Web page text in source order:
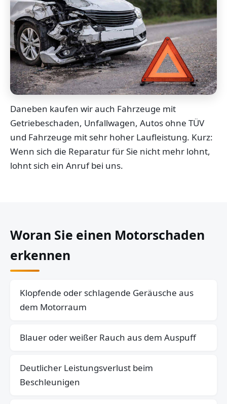
Daneben kaufen wir auch Fahrzeuge mit
Getriebeschaden, Unfallwagen, Autos ohne TÜV
und Fahrzeuge mit sehr hoher Laufleistung. Kurz:
Wenn sich die Reparatur für Sie nicht mehr lohnt,
lohnt sich ein Anruf bei uns.
Woran Sie einen Motorschaden
erkennen
Klopfende oder schlagende Geräusche aus
dem Motorraum
Blauer oder weißer Rauch aus dem Auspuff
Deutlicher Leistungsverlust beim
Beschleunigen